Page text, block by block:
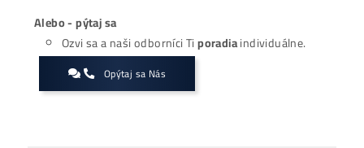
Zaujíma ťa Ťažba Viac?
Koľko minereZarábajú?
Ako to celéFunguje?
Ako sa dostať kLacnej Elektrine?